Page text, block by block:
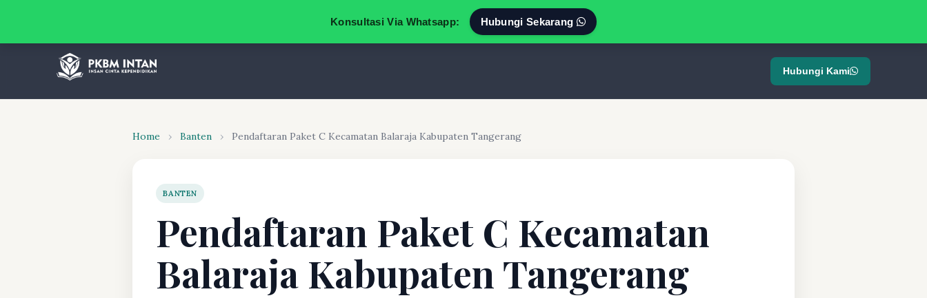
Konsultasi Via Whatsapp: Hubungi Sekarang
Hubungi Kami
Home › Banten › Pendaftaran Paket C Kecamatan Balaraja Kabupaten Tangerang
BANTEN
Pendaftaran Paket C Kecamatan
Balaraja Kabupaten Tangerang